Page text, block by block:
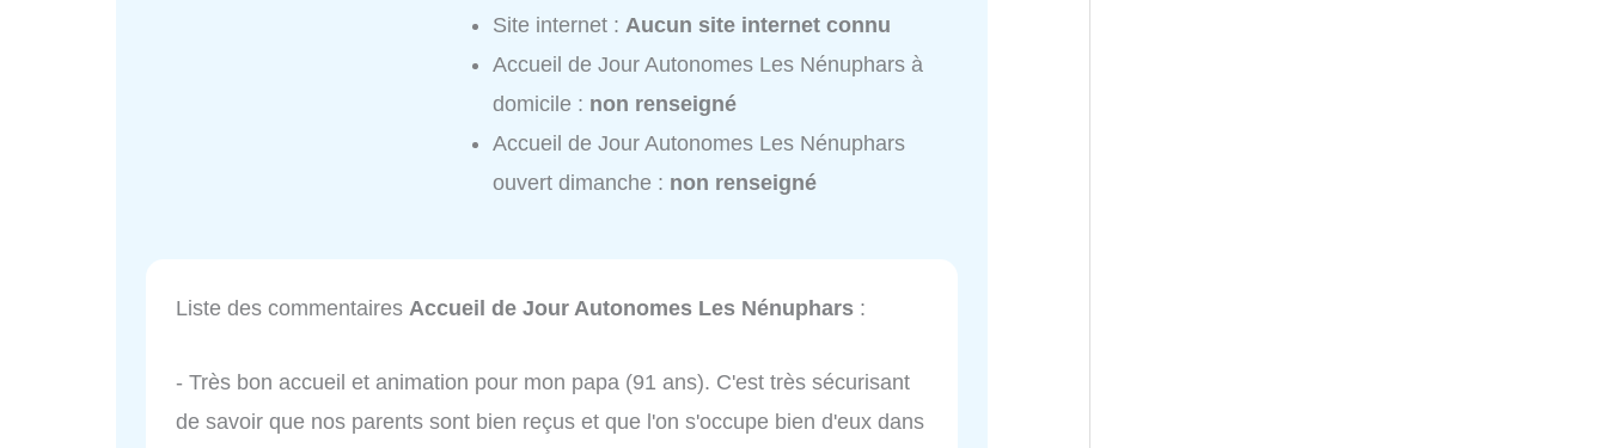
Site internet :Aucun site internet connu
Accueil de Jour Autonomes Les Nénuphars à
domicile : non renseigné
Accueil de Jour Autonomes Les Nénuphars
ouvert dimanche : non renseigné
Liste des commentaires Accueil de Jour Autonomes Les Nénuphars :
- Très bon accueil et animation pour mon papa (91 ans). C'est très sécurisant
de savoir que nos parents sont bien reçus et que l'on s'occupe bien d'eux dans